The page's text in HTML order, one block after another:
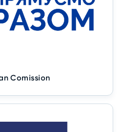
Comission